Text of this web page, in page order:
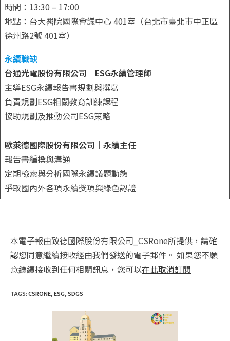
時間：13:30 – 17:00
地點：台大醫院國際會議中心 401室（台北市臺北市中正區
徐州路2號 401室）
永續職缺
台通光電股份有限公司｜ESG永續管理師
主導ESG永續報告書規劃與撰寫
負責規劃ESG相關教育訓練課程
協助規劃及推動公司ESG策略
歐萊德國際股份有限公司｜永續主任
報告書編撰與溝通
定期檢索與分析國際永續議題動態
爭取國內外各項永續獎項與綠色認證
本電子報由致德國際股份有限公司_CSRone所提供，請確
認您同意繼續接收經由我們發送的電子郵件。 如果您不願
意繼續接收到任何相關訊息，您可以在此取消訂閱
TAGS:CSRONE ESG SDGS